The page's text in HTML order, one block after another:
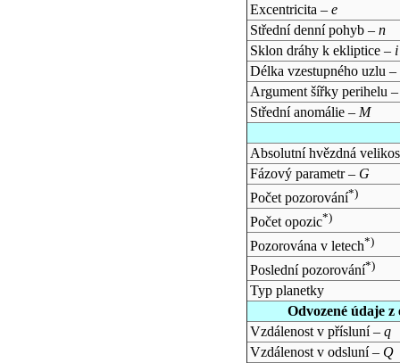
Excentricita – e
Střední denní pohyb – n
Sklon dráhy k ekliptice – i
Délka vzestupného uzlu –
Argument šířky perihelu
Střední anomálie – M
Absolutní hvězdná
Fázový parametr – G
Počet pozorování*)
Počet opozic*)
Pozorována v letech*)
Poslední pozorování*)
Typ planetky
Odvozené údaje
Vzdálenost v přísluní – q
Vzdálenost v odsluní – Q